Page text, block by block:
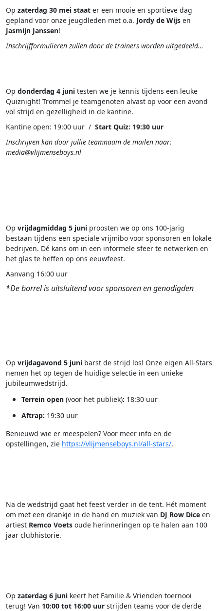
Op zaterdag 30 mei staat er een mooie en sportieve dag
gepland voor onze jeugdleden met o.a. Jordy de Wijs en
Jasmijn Janssen!
Inschrijfformulieren zullen door de trainers worden uitgedeeld…
Op donderdag 4 juni testen we je kennis tijdens een leuke
Quiznight! Trommel je teamgenoten alvast op voor een avond
vol strijd en gezelligheid in de kantine.
Kantine open: 19:00 uur / Start Quiz: 19:30 uur
Inschrijven kan door jullie teamnaam de mailen naar:
media@vlijmenseboys.nl
Op vrijdagmiddag 5 juni proosten we op ons 100-jarig
bestaan tijdens een speciale vrijmibo voor sponsoren en lokale
bedrijven. Dé kans om in een informele sfeer te netwerken en
het glas te heffen op ons eeuwfeest.
Aanvang 16:00 uur
*De borrel is uitsluitend voor sponsoren en genodigden
Op vrijdagavond 5 juni barst de strijd los! Onze eigen All-Stars
nemen het op tegen de huidige selectie in een unieke
jubileumwedstrijd.
Terrein open (voor het publiek): 18:30 uur
Aftrap: 19:30 uur
Benieuwd wie er meespelen? Voor meer info en de
opstellingen, zie https://vlijmenseboys.nl/all-stars/.
Na de wedstrijd gaat het feest verder in de tent. Hét moment
om met een drankje in de hand en muziek van DJ Row Dice en
artiest Remco Voets oude herinneringen op te halen aan 100
jaar clubhistorie.
Op zaterdag 6 juni keert het Familie & Vrienden toernooi
terug! Van 10:00 tot 16:00 uur strijden teams voor de derde